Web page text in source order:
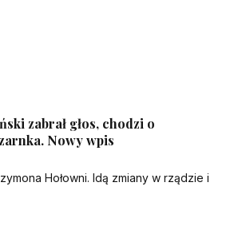
zabrał głos, chodzi o
Nowy wpis